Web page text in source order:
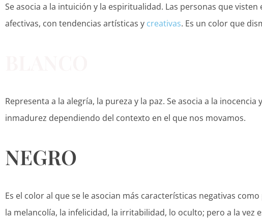
Se asocia a la intuición y la espiritualidad. Las personas que
afectivas, con tendencias artísticas y creativas. Es un color que
Representa a la alegría, la pureza y la paz. Se asocia a la
inmadurez dependiendo del contexto en el que nos movamos.
NEGRO
Es el color al que se le asocian más características negativas
la melancolía, la infelicidad, la irritabilidad, lo oculto; pero a la vez